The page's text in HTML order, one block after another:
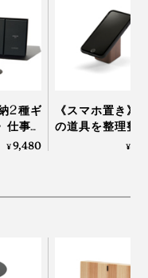
仕事中は、「glasses
ど、寝る前は、ちゃ
すぐ取り出せるよう
老眼鏡入れに便利。
、まわりに知っても
声を知りたい」
りをスタート。2008
た。
2種ギ
事の
頓！木
¥9,480
《スマホ置き》
の道具を整理整
木の温かみにデ
¥